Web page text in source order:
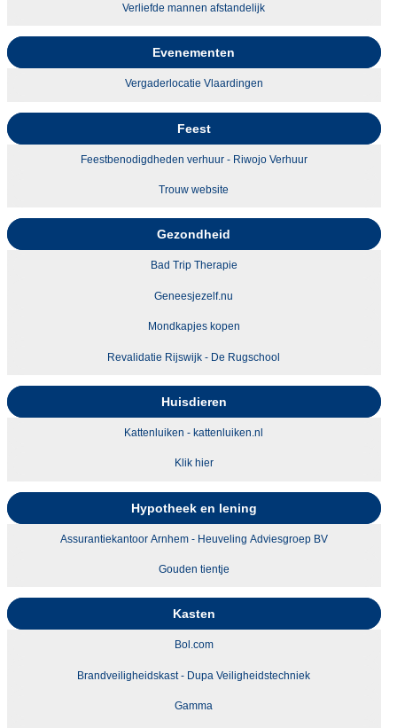
Verliefde mannen afstandelijk
Evenementen
Vergaderlocatie Vlaardingen
Feest
Feestbenodigdheden verhuur - Riwojo Verhuur
Trouw website
Gezondheid
Bad Trip Therapie
Geneesjezelf.nu
Mondkapjes kopen
Revalidatie Rijswijk - De Rugschool
Huisdieren
Kattenluiken - kattenluiken.nl
Klik hier
Hypotheek en lening
Assurantiekantoor Arnhem - Heuveling Adviesgroep BV
Gouden tientje
Kasten
Bol.com
Brandveiligheidskast - Dupa Veiligheidstechniek
Gamma